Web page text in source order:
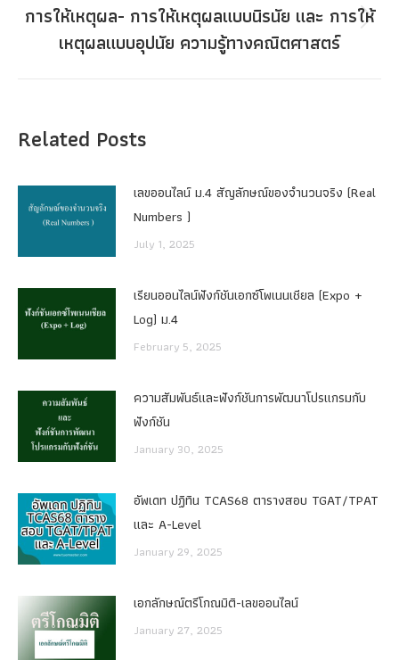
Next
post:
การให้เหตุผล‎-‎ การให้เหตุผลแบบนิรนัย และ การให้
เหตุผลแบบอุปนัย ความรู้ทางคณิตศาสตร์
Related Posts
เลขออนไลน์ ม.4 สัญลักษณ์ของจำนวนจริง (Real
Numbers )
July 1, 2025
เรียนออนไลน์ฟังก์ชันเอกซ์โพเนนเชียล (Expo +
Log) ม.4
February 5, 2025
ความสัมพันธ์และฟังก์ชันการพัฒนาโปรแกรมกับ
ฟังก์ชัน
January 30, 2025
อัพเดท ปฏิทิน TCAS68 ตารางสอบ TGAT/TPAT
และ A-Level
January 29, 2025
เอกลักษณ์ตรีโกณมิติ-เลขออนไลน์
January 27, 2025